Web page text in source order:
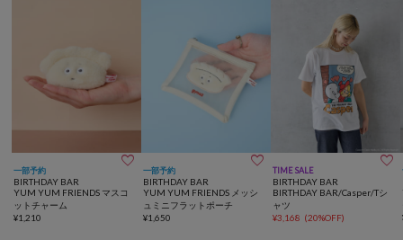
一部予約 
BIRTHDAY BAR
YUM YUM FRIENDS マスコ
ットチャーム
¥1,210
一部予約 
BIRTHDAY BAR
YUM YUM FRIENDS メッシ
ュミニフラットポーチ
¥1,650
TIME SALE 
BIRTHDAY BAR
BIRTHDAY BAR/Casper/Tシ
ャツ
¥3,168 (20%OFF)